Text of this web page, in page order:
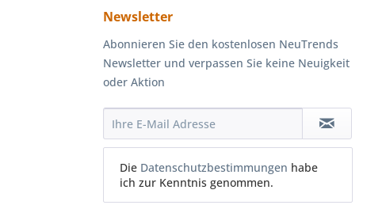
Newsletter
Abonnieren Sie den kostenlosen NeuTrends
Newsletter und verpassen Sie keine Neuigkeit
oder Aktion
Die Datenschutzbestimmungen habe
ich zur Kenntnis genommen.